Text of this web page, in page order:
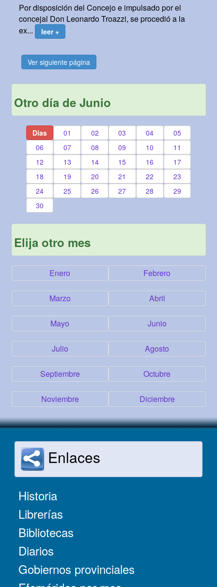
Por disposición del Concejo e impulsado por el
concejal Don Leonardo Troazzi, se procedió a la
ex...
leer +
Ver siguiente página
Otro día de Junio
Días 01 02 03 04
05
06
07 08 09 10
11
12
13 14 15 16
17
18
19 20 21 22
23
24
25 26 27 28
29
30
Elija otro mes
Enero Febrero
Marzo Abril
Mayo Junio
Julio Agosto
Septiembre Octubre
Noviembre Diciembre
Enlaces
Historia
Librerías
Bibliotecas
Diarios
Gobiernos provinciales